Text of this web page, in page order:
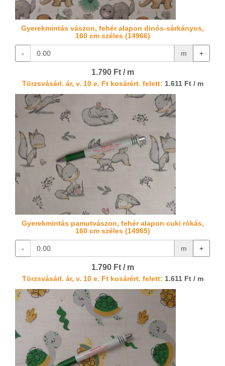
Gyerekmintás vászon, fehér alapon dinós-sárkányos,
160 cm széles (14966)
- m +
1.790 Ft / m
Törzsvásárl. ár, v. 10 e. Ft kosárért. felett: 1.611 Ft / m
Gyerekmintás pamutvászon, fehér alapon cuki rókás,
160 cm széles (14965)
- m +
1.790 Ft / m
Törzsvásárl. ár, v. 10 e. Ft kosárért. felett: 1.611 Ft / m